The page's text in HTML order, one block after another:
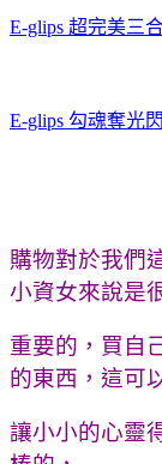
E-glips 超完美三
E-glips 勾魂奪光
購物對於我們
小資女來說是
重要的，買自
的東西，這可
讓小小的心靈